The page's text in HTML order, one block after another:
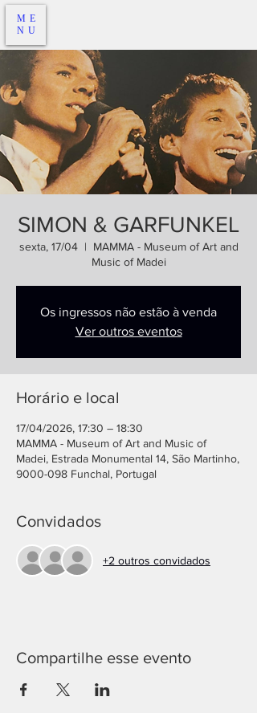
ME
NU
SIMON & GARFUNKEL
sexta, 17/04
  |
MAMMA - Museum of Art and
Music of Madei
Os ingressos não estão à venda
Ver outros eventos
Horário e local
17/04/2026, 17:30 – 18:30
MAMMA - Museum of Art and Music of
Madei, Estrada Monumental 14, São Martinho,
9000-098 Funchal, Portugal
Convidados
+2 outros convidados
Compartilhe esse evento